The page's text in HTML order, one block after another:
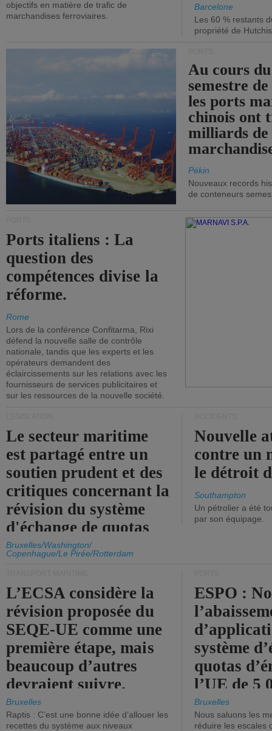
objectifs en matière de trafic de
marchandises ferroviaires.
Barcelone
Les 60 % restants
propriété de
Au cours
semestre
les ports
chinois ont
milliards de
Pékin
Nouveaux records
de conteneurs
Ports italiens : La
question des
compétences divise la
réforme.
Rome
Lors de la conférence Confitarma, Rixi
défend la nouvelle salle de contrôle
nationale, tandis que les experts et les
opérateurs demandent des
éclaircissements sur les relations avec les
fournisseurs de services publicitaires et
sur les ressources de la nouvelle société.
Le secteur maritime
est partagé entre un
soutien prudent et des
critiques concernant la
révision du système
d'échange de quotas
d'émission de l'UE.
Bruxelles/Washington/
Copenhague/Le Pirée/Rotterdam
Nouvelle
contre un
le détroit
Southampton
Un pétrolier a été
par son équipage.
L’ECSA considère la
révision proposée du
SEQE-UE comme une
première étape, mais
beaucoup d’autres
devraient suivre.
Bruxelles
Raptis : C’est une bonne idée d’allouer les
recettes du système aux niveaux
ESPO :
système
quotas
l’UE de 5
tonneaux
brute.
Bruxelles
Nous saluons les
réduire les escales